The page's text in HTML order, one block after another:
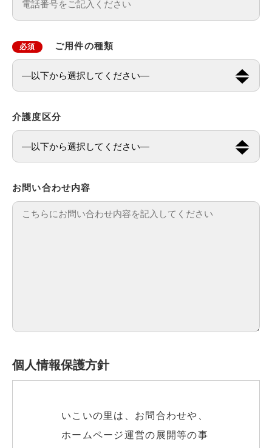
必須 ご用件の種類
介護度区分
お問い合わせ内容
個人情報保護方針
いこいの里は、お問合わせや、
ホームページ運営の展開等の事